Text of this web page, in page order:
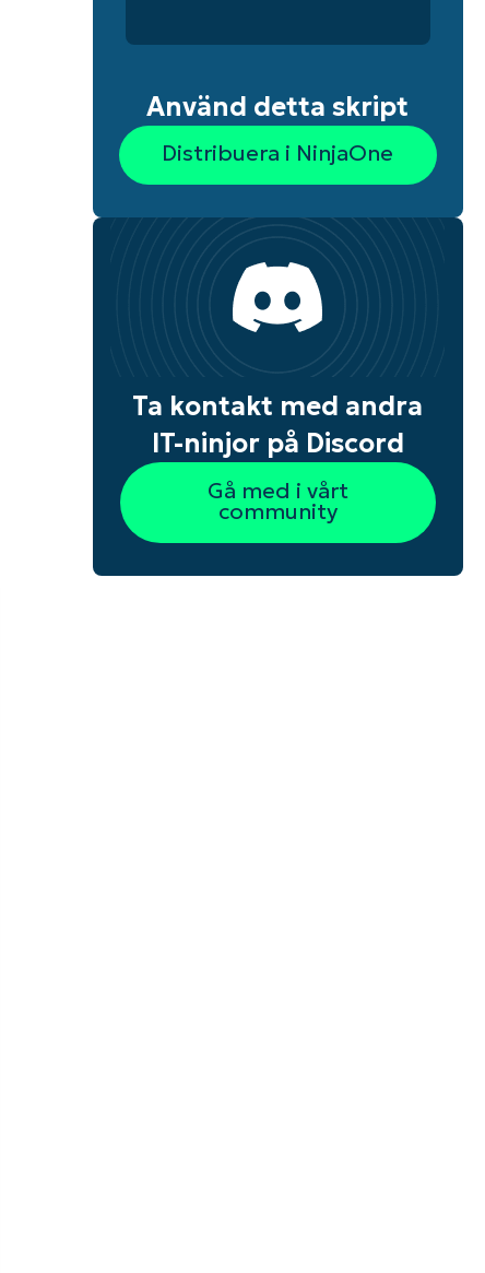
Använd detta skript
Distribuera i NinjaOne
Ta kontakt med andra
IT-ninjor på Discord
Gå med i vårt
community